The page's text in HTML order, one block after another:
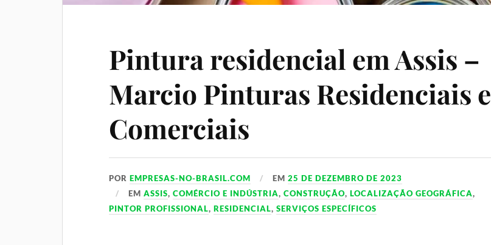
Pintura residencial em Assis –
Marcio Pinturas Residenciais e
Comerciais
POREMPRESAS-NO-BRASIL.COM EM25 DE DEZEMBRO DE 2023
EMASSIS,COMÉRCIO E INDÚSTRIA,CONSTRUÇÃO,LOCALIZAÇÃO GEOGRÁFICA,
PINTOR PROFISSIONAL,RESIDENCIAL,SERVIÇOS ESPECÍFICOS